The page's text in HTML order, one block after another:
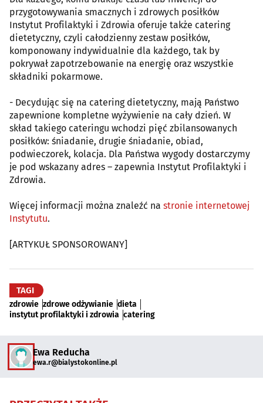
przygotowywania smacznych i zdrowych posiłków
Instytut Profilaktyki i Zdrowia oferuje także catering
dietetyczny, czyli całodzienny zestaw posiłków,
komponowany indywidualnie dla każdego, tak by
pokrywał zapotrzebowanie na energię oraz wszystkie
składniki pokarmowe.
- Decydując się na catering dietetyczny, mają Państwo
zapewnione kompletne wyżywienie na cały dzień. W
skład takiego cateringu wchodzi pięć zbilansowanych
posiłków: śniadanie, drugie śniadanie, obiad,
podwieczorek, kolacja. Dla Państwa wygody dostarczymy
je pod wskazany adres – zapewnia Instytut Profilaktyki i
Zdrowia.
Więcej informacji można znaleźć na stronie internetowej
Instytutu.
[ARTYKUŁ SPONSOROWANY]
TAGI
zdrowie zdrowe odżywianie dieta
instytut profilaktyki i zdrowia catering
Ewa Reducha
ewa.r@bialystokonline.pl